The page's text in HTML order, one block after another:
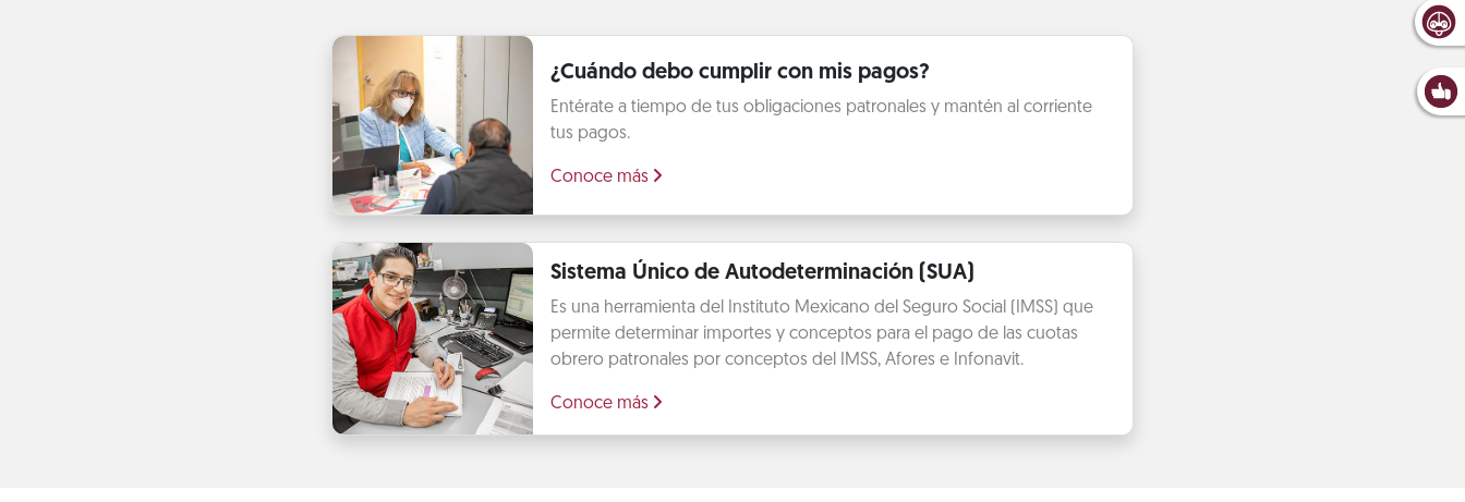
¿Cuándo debo cumplir con mis pagos?
Entérate a tiempo de tus obligaciones patronales y mantén al corriente
tus pagos.
Conoce más
Sistema Único de Autodeterminación (SUA)
Es una herramienta del Instituto Mexicano del Seguro Social (IMSS) que
permite determinar importes y conceptos para el pago de las cuotas
obrero patronales por conceptos del IMSS, Afores e Infonavit.
Conoce más